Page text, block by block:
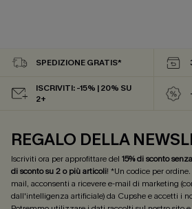
SPEDIZIONE GRATIS*
ISCRIVITI: -15% | 20% SU
2+
REGALO DELLA
Iscriviti ora per approfittare del 15% di sconto
di sconto su 2 o più articoli! *Un codice per
mail, acconsenti a ricevere e-mail di marketing
dall'intelligenza artificiale) da Cupshe e accetti i